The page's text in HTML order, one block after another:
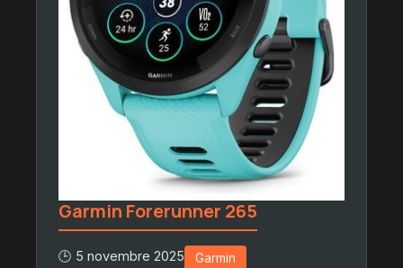
Garmin Forerunner 265
🕒 5 novembre 2025 Garmin